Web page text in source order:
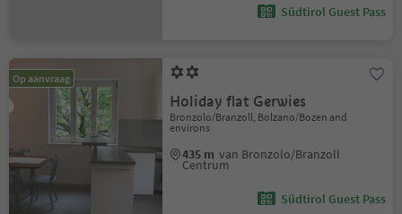
Südtirol Guest Pass
Op aanvraag
Holiday flat Gerwies
Bronzolo/Branzoll, Bolzano/Bozen and
environs
435 m van Bronzolo/Branzoll
Centrum
Südtirol Guest Pass